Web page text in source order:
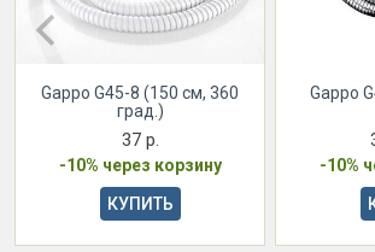
Gappo G45-8 (150 см, 360
град.)
37 р.
-10% через корзину
КУПИТЬ
Gappo
-10%